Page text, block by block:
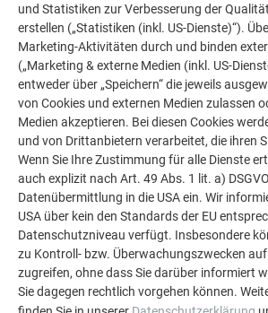
Ob für Fassaden, Untersichten,
Gaubenbekleidungen oder viele
weitere Anwendungen – mit den
PREFA Sidings setzen sie auf eine
stilvolle und langlebige Lösung.
Gestaltung sind dabei kaum
gesetzt!
und Statistiken zur Verbesserung der
erstellen („Statistiken (inkl. US-Dienste)“).
Marketing-Aktivitäten durch und binden
(„Marketing & externe Medien (inkl. US-
entweder über „Speichern“ die jeweils
von Cookies und externen Medien zulassen
Medien akzeptieren. Bei diesen Cookies
und von Drittanbietern verarbeitet, die ihren
Wenn Sie Ihre Zustimmung für alle Dienste
auch explizit nach Art. 49 Abs. 1 lit. a)
Datenübermittlung in die USA ein. Wir
USA über kein den Standards der EU
Datenschutzniveau verfügt. Insbesondere
zu Kontroll- bzw. Überwachungszwecken
zugreifen, ohne dass Sie darüber informiert
Sie dagegen rechtlich vorgehen können.